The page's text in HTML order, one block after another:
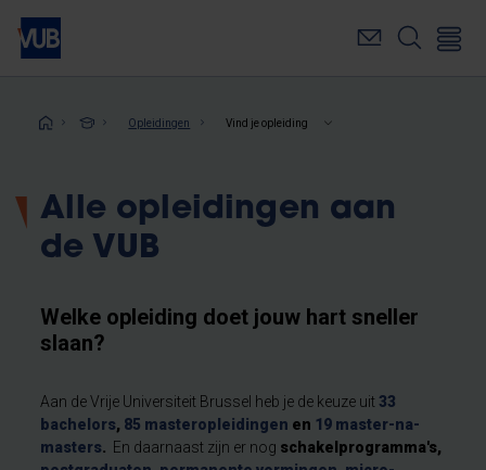
Overslaan
naar
inhoudKruimelpad
Opleidingen Vind je opleiding
Alle opleidingen aan
de VUB
Welke opleiding doet jouw hart sneller
slaan?
Aan de Vrije Universiteit Brussel heb je de keuze uit 33
bachelors, 85 masteropleidingen en 19 master-na-
masters. En daarnaast zijn er nog schakelprogramma's,